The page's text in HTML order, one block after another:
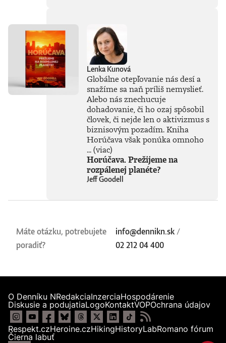
Lenka Kunová
Globálne otepľovanie nás desí a
snažíme sa naň príliš nemyslieť.
Alebo nás znechucuje
dohadovanie, či ho ozaj spôsobil
človek, či nejde len o aktivizmus s
biznisovým pozadím. Kniha
Horúčava však ponúka omnoho
...(viac)
Horúčava. Prežijeme na
rozpálenej planéte?
Jeff Goodell
Máte otázku, potrebujete
poradiť?
info@dennikn.sk /
02 212 04 400
O Denníku NRedakciaInzerciaHospodárenie
Diskusie a podujatiaLogoKontaktVOPOchrana údajov
Respekt.czHeroine.czHikingHistoryLabRomano fórum
Čierna labuť